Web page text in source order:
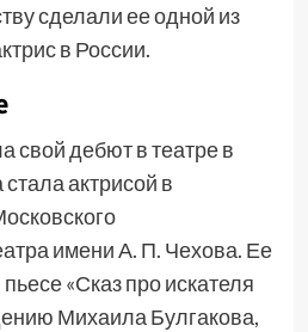
сделали ее одной из
в России.
свой дебют в театре в
актрисой в
имени А. П. Чехова. Ее
«Сказ про искателя
Михаила Булгакова,